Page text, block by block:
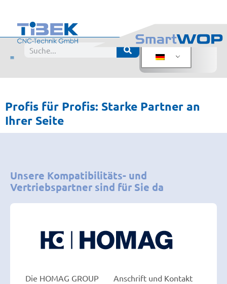
Profis für Profis: Starke Partner an
Ihrer Seite
Unsere Kompatibilitäts- und
Vertriebspartner sind für Sie da
Die HOMAG GROUP
Anschrift und Kontakt